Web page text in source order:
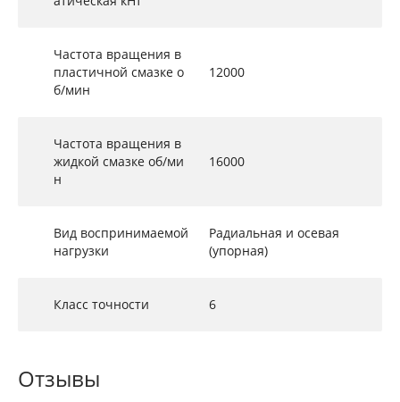
Частота вращения в
пластичной смазке о
б/мин
12000
Частота вращения в
жидкой смазке об/ми
н
16000
Вид воспринимаемой
нагрузки
Радиальная и осевая
(упорная)
Класс точности 6
Отзывы